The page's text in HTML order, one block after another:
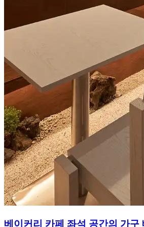
베이커리 카페 좌석 공간의 가구